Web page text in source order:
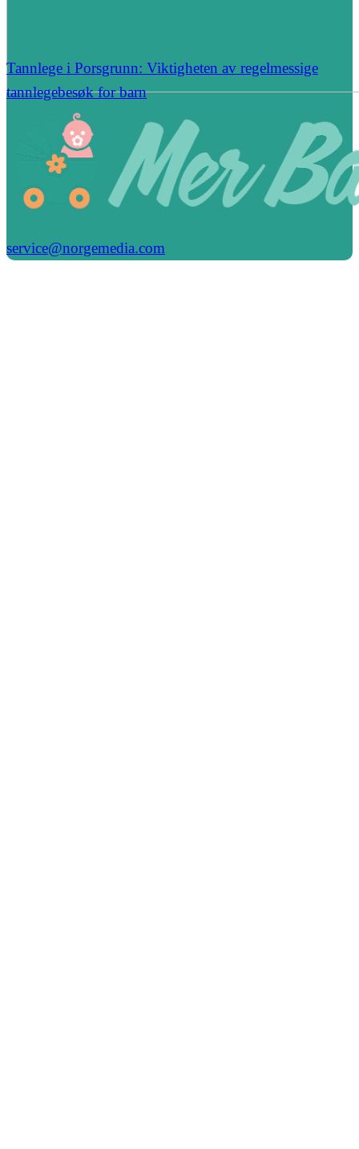
Tannlege i Porsgrunn: Viktigheten av regelmessige
tannlegebesøk for barn
service@norgemedia.com